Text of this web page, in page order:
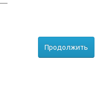
Продолжить